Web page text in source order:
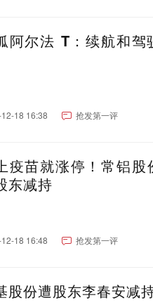
阿尔法 T：续航和驾
18 16:38 抢发第一评
疫苗就涨停！常铝
东减持
18 16:48 抢发第一评
股份遭股东李春安减